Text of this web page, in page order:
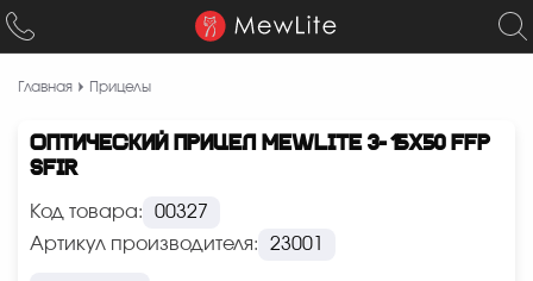
Главная Прицелы
ОПТИЧЕСКИЙ ПРИЦЕЛ MEWLITE 3-15X50 FFP
SFIR
Код товара:
00327
Артикул производителя:
23001